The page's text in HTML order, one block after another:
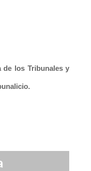
de los Tribunales y